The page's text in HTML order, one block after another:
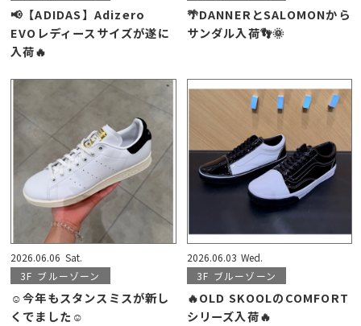
📢【ADIDAS】Adizero
EVOレディースサイズが遂に
入荷🔥
🌴DANNERとSALOMONから
サンダル入荷👣🌞
2026.06.06 Sat.
3F ブルーゾーン
☺今年もスタンスミスが新し
くでました☺
2026.06.03 Wed.
3F ブルーゾーン
🔥OLD SKOOLのCOMFORT
シリーズ入荷🔥